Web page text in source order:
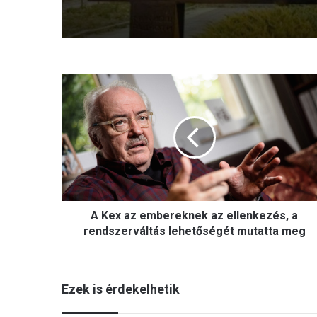
A
K
e
a
z
e
m
b
e
A Kex az embereknek az ellenkezés, a
rendszerváltás lehetőségét mutatta meg
Ezek is érdekelhetik